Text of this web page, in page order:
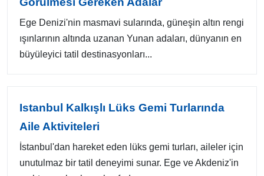
Ege Denizi'nin masmavi sularında, güneşin altın rengi
ışınlarının altında uzanan Yunan adaları, dünyanın en
büyüleyici tatil destinasyonları...
Istanbul Kalkışlı Lüks Gemi Turlarında
Aile Aktiviteleri
İstanbul'dan hareket eden lüks gemi turları, aileler için
unutulmaz bir tatil deneyimi sunar. Ege ve Akdeniz'in